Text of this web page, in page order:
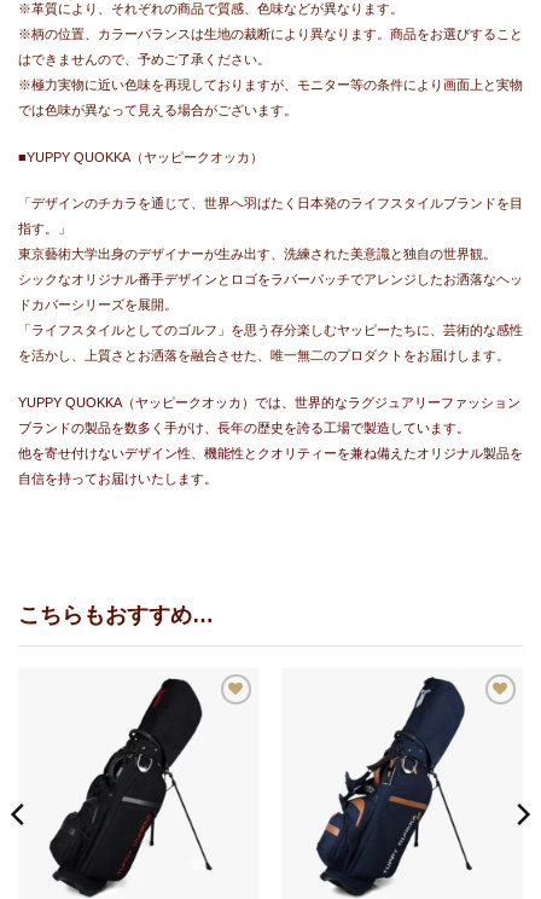
※革質により、それぞれの商品で質感、色味などが異なります。
※柄の位置、カラーバランスは生地の裁断により異なります。商品をお選びすること
はできませんので、予めご了承ください。
※極力実物に近い色味を再現しておりますが、モニター等の条件により画面上と実物
では色味が異なって見える場合がございます。
■YUPPY QUOKKA（ヤッピークオッカ）
「デザインのチカラを通じて、世界へ羽ばたく日本発のライフスタイルブランドを目
指す。」
東京藝術大学出身のデザイナーが生み出す、洗練された美意識と独自の世界観。
シックなオリジナル番手デザインとロゴをラバーパッチでアレンジしたお洒落なヘッ
ドカバーシリーズを展開。
「ライフスタイルとしてのゴルフ」を思う存分楽しむヤッピーたちに、芸術的な感性
を活かし、上質さとお洒落を融合させた、唯一無二のプロダクトをお届けします。
YUPPY QUOKKA（ヤッピークオッカ）では、世界的なラグジュアリーファッション
ブランドの製品を数多く手がけ、長年の歴史を誇る工場で製造しています。
他を寄せ付けないデザイン性、機能性とクオリティーを兼ね備えたオリジナル製品を
自信を持ってお届けいたします。
こちらもおすすめ…